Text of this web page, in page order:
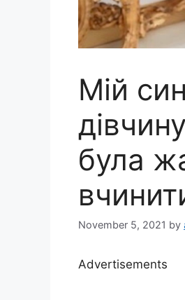
Мій
була
November 5, 2021 by
Advertisements